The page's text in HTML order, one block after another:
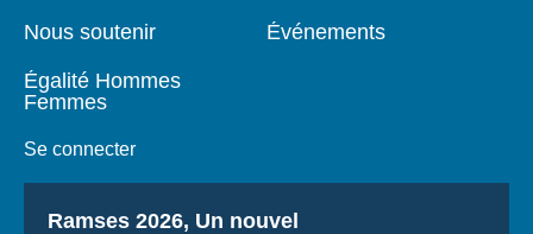
Nous soutenir
Égalité Hommes
Femmes
Se connecter
Événements
Titre
Ramses 2026, Un nouvel